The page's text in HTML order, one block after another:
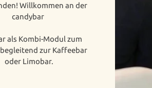
Willkommen an der
candybar
als Kombi-Modul zum
zur Kaffeebar
oder Limobar.